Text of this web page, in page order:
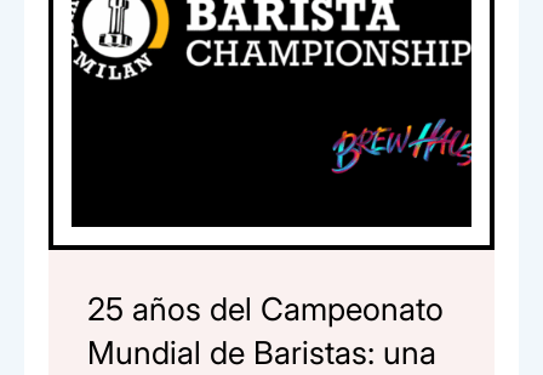
25 años del Campeonato
Mundial de Baristas: una